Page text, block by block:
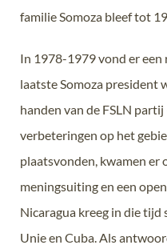
familie Somoza bleef tot
In 1978-1979 vond er
laatste Somoza president
handen van de FSLN
verbeteringen op het
plaatsvonden, kwamen er
meningsuiting en een
Nicaragua kreeg in die tijd
Unie en Cuba. Als